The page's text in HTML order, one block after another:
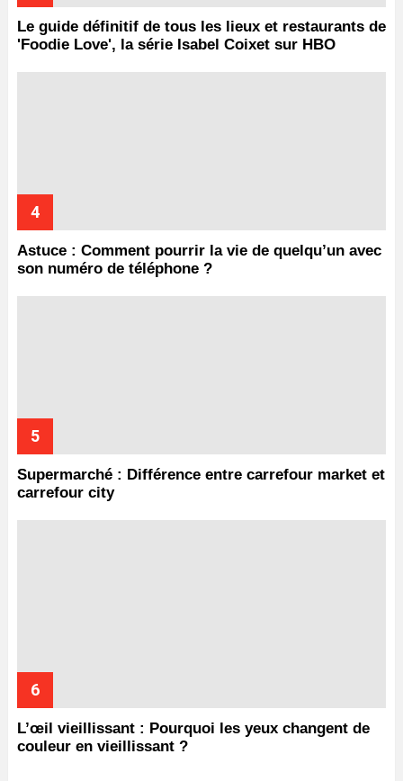
Le guide définitif de tous les lieux et restaurants de
'Foodie Love', la série Isabel Coixet sur HBO
Astuce : Comment pourrir la vie de quelqu’un avec
son numéro de téléphone ?
Supermarché : Différence entre carrefour market et
carrefour city
L’œil vieillissant : Pourquoi les yeux changent de
couleur en vieillissant ?